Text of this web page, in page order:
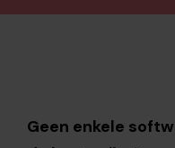
Geen enkele